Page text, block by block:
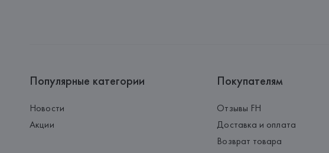
Популярные категории
Новости
Акции
Покупателям
Отзывы FH
Доставка и оплата
Возврат товара